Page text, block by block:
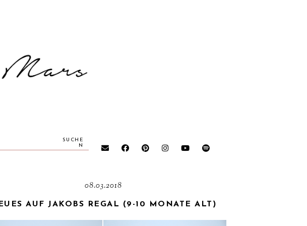
SUCHE
N
08.03.2018
AUF JAKOBS REGAL (9-10 MONATE ALT)